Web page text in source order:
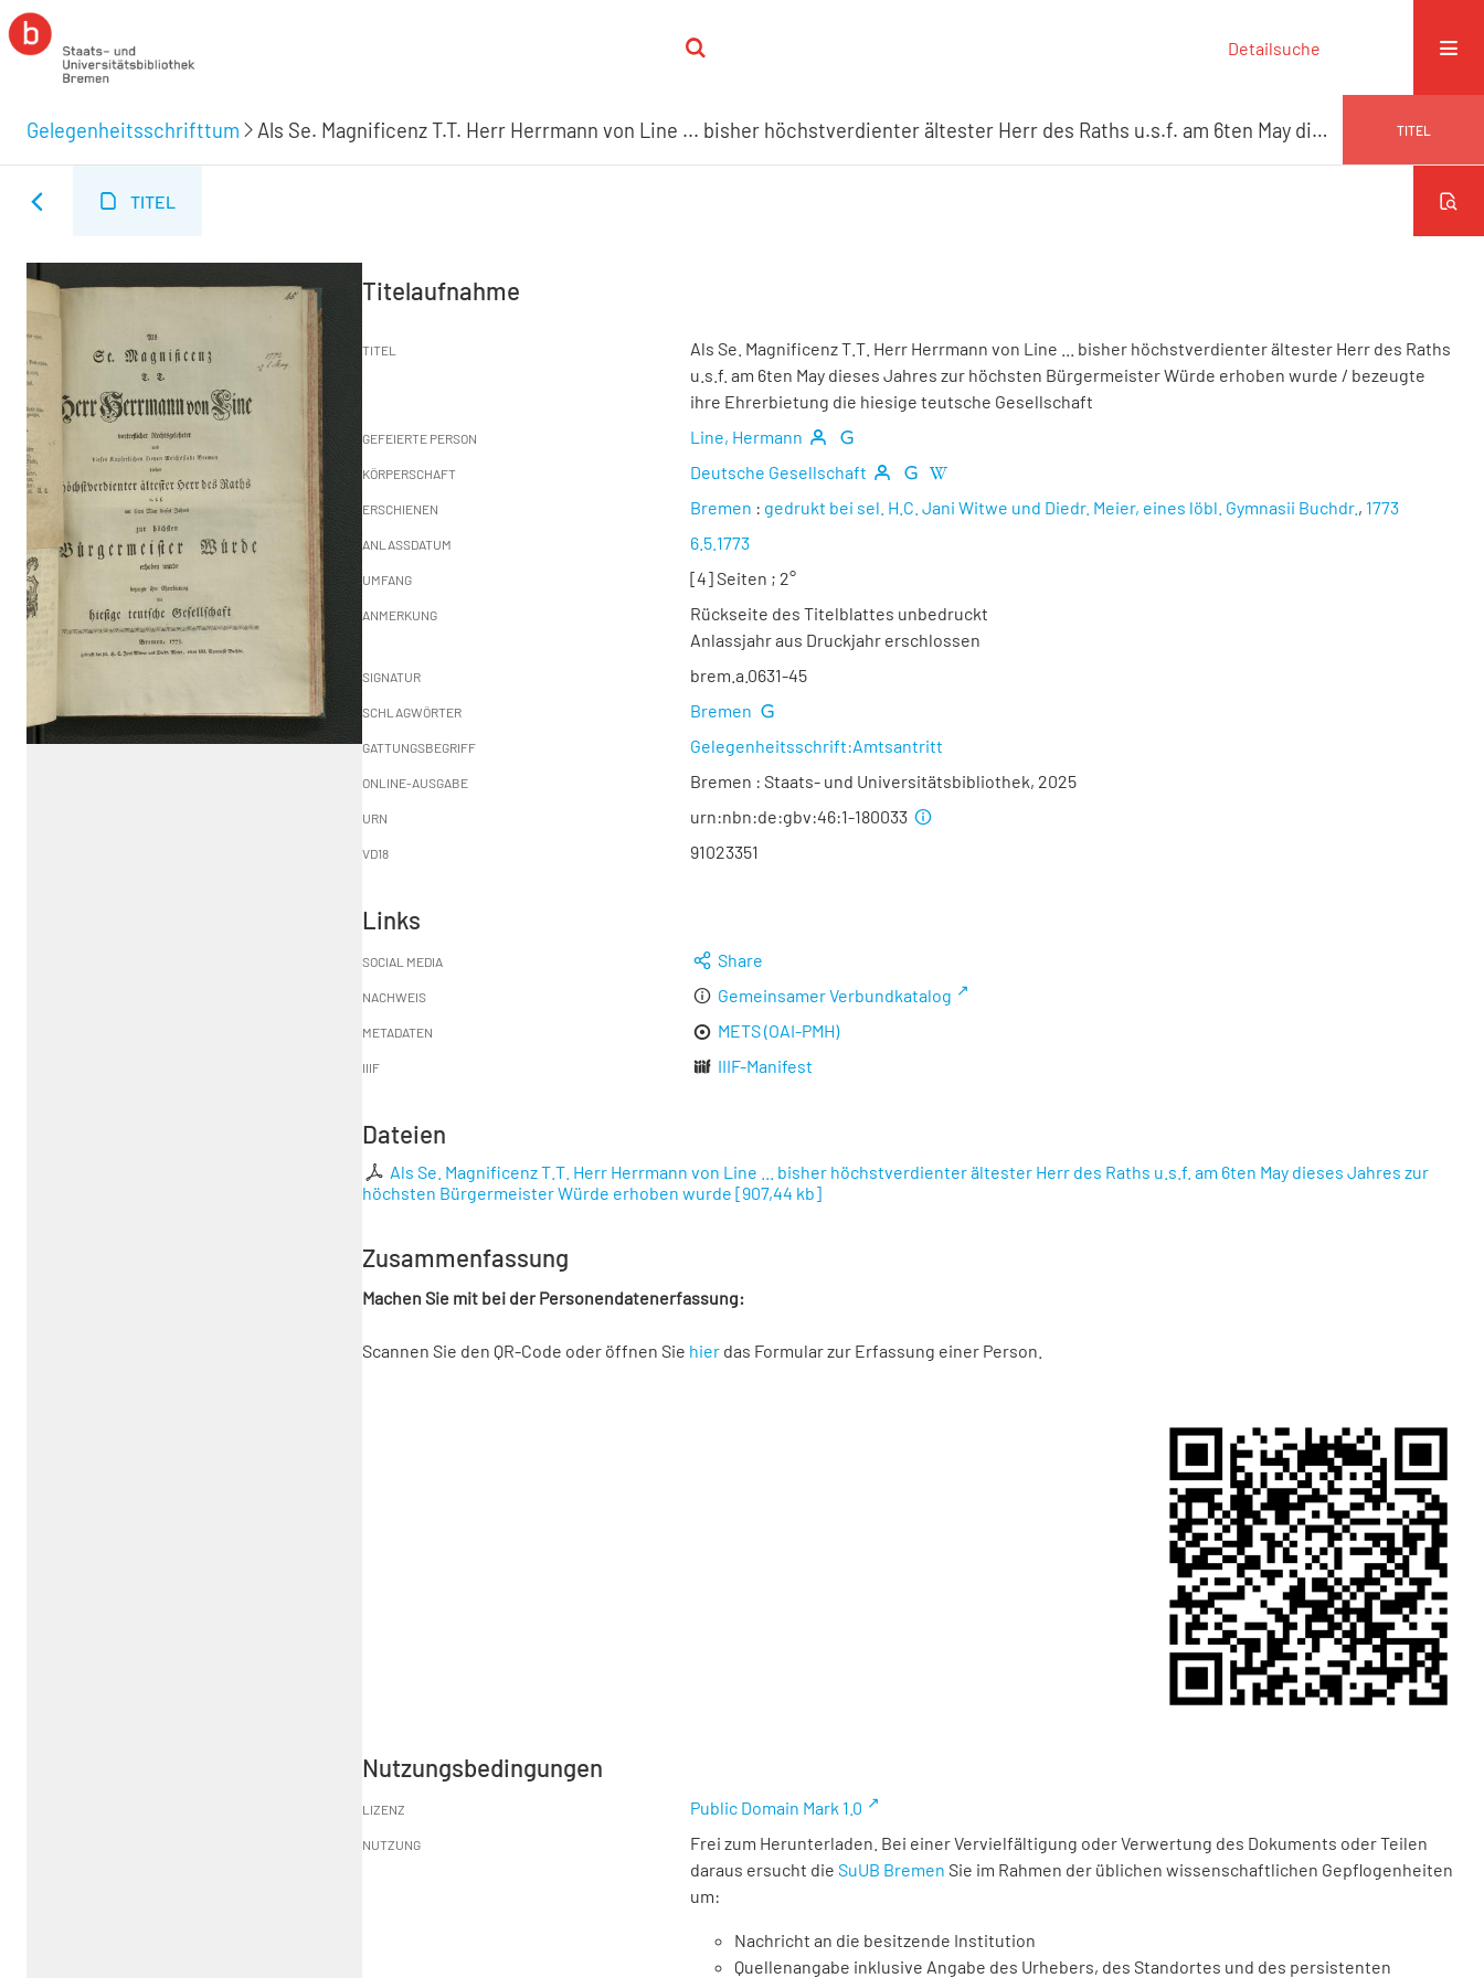
Detailsuche
Gelegenheitsschrifttum Als Se. Magnificenz T.T. Herr Herrmann von Line ... bisher höchstverdienter ältester Herr des Raths u.s.f. am 6ten May dieses Jahres zur höchsten Bürgermeister Würde erhoben wurde TITEL
TITEL
Titelaufnahme
TITEL
Als Se. Magnificenz T.T. Herr Herrmann von Line ... bisher höchstverdienter ältester Herr des Raths
u.s.f. am 6ten May dieses Jahres zur höchsten Bürgermeister Würde erhoben wurde / bezeugte
ihre Ehrerbietung die hiesige teutsche Gesellschaft
GEFEIERTE PERSON Line, Hermann
KÖRPERSCHAFT Deutsche Gesellschaft
ERSCHIENEN Bremen : gedrukt bei sel. H.C. Jani Witwe und Diedr. Meier, eines löbl. Gymnasii Buchdr. , 1773
ANLASSDATUM 6.5.1773
UMFANG [4] Seiten ; 2°
ANMERKUNG
Rückseite des Titelblattes unbedruckt
Anlassjahr aus Druckjahr erschlossen
SIGNATUR brem.a.0631-45
SCHLAGWÖRTER Bremen
GATTUNGSBEGRIFF Gelegenheitsschrift:Amtsantritt
ONLINE-AUSGABE Bremen : Staats- und Universitätsbibliothek, 2025
URN urn:nbn:de:gbv:46:1-180033
VD18 91023351
Links
SOCIAL MEDIA Share
NACHWEIS Gemeinsamer Verbundkatalog
METADATEN METS (OAI-PMH)
IIIF IIIF-Manifest
Dateien
Als Se. Magnificenz T.T. Herr Herrmann von Line ... bisher höchstverdienter ältester Herr des Raths u.s.f. am 6ten May dieses Jahres zur
höchsten Bürgermeister Würde erhoben wurde [907,44 kb]
Zusammenfassung
Machen Sie mit bei der Personendatenerfassung:
Scannen Sie den QR-Code oder öffnen Sie hier das Formular zur Erfassung einer Person.
Nutzungsbedingungen
LIZENZ Public Domain Mark 1.0
NUTZUNG
Frei zum Herunterladen. Bei einer Vervielfältigung oder Verwertung des Dokuments oder Teilen
daraus ersucht die SuUB Bremen Sie im Rahmen der üblichen wissenschaftlichen Gepflogenheiten
um:
Nachricht an die besitzende Institution
Quellenangabe inklusive Angabe des Urhebers, des Standortes und des persistenten